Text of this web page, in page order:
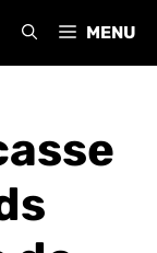
MENU